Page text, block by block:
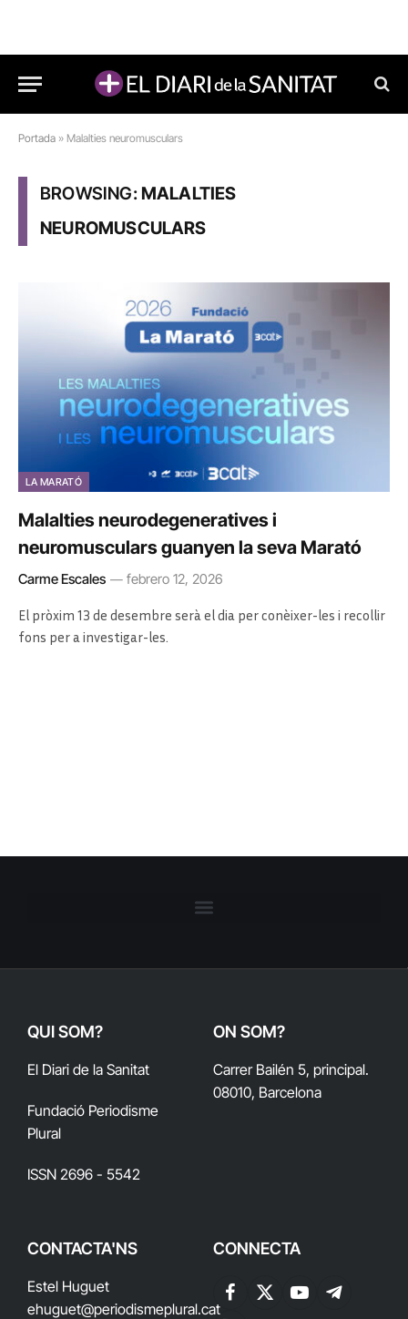
Portada » Malalties neuromusculars
BROWSING:MALALTIES
NEUROMUSCULARS
LA MARATÓ
Malalties neurodegeneratives i
neuromusculars guanyen la seva Marató
Carme Escales febrero 12, 2026
El pròxim 13 de desembre serà el dia per conèixer-les i recollir
fons per a investigar-les.
QUI SOM?
El Diari de la Sanitat
Fundació Periodisme
Plural
ISSN 2696 - 5542
ON SOM?
Carrer Bailén 5, principal.
08010, Barcelona
CONTACTA'NS
Estel Huguet
ehuguet@periodismeplural.cat
CONNECTA
Facebook
X
YouTubeTelegram